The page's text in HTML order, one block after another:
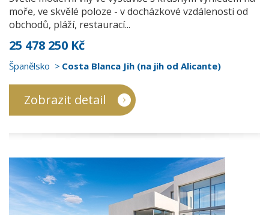
moře, ve skvělé poloze - v docházkové vzdálenosti od
obchodů, pláží, restaurací...
25 478 250 Kč
Španělsko Costa Blanca Jih (na jih od Alicante)
Zobrazit detail